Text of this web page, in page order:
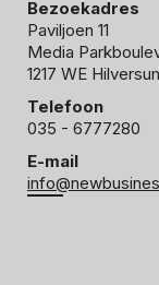
Bezoekadres
Paviljoen 11
Media
1217 WE
Telefoon
035 - 6777280
E-mail